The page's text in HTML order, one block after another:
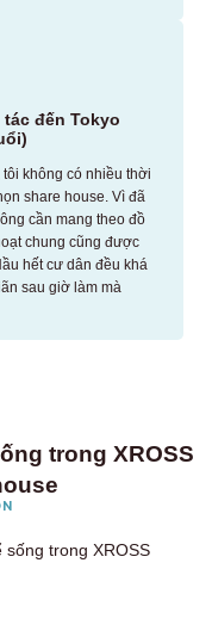
đến Tokyo
không có nhiều thời
share house. Vì đã
cần mang theo đồ
chung cũng được
hết cư dân đều khá
sau giờ làm mà
trong XROSS
trong XROSS